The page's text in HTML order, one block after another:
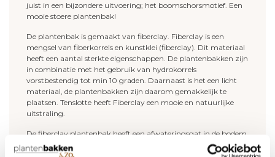
juist in een bijzondere uitvoering; het boomschorsmotief. Een
mooie stoere plantenbak!
De plantenbak is gemaakt van fiberclay. Fiberclay is een
mengsel van fiberkorrels en kunstklei (fiberclay). Dit materiaal
heeft een aantal sterkte eigenschappen. De plantenbakken zijn
in combinatie met het gebruik van hydrokorrels
vorstbestendig tot min 10 graden. Daarnaast is het een licht
materiaal, de plantenbakken zijn daarom gemakkelijk te
plaatsen. Tenslotte heeft Fiberclay een mooie en natuurlijke
uitstraling.
De fiberclay plantenbak heeft een afwateringsgat in de bodem.
Zelf een gat boren in de bodem is dus niet nodig. Zorg dat het